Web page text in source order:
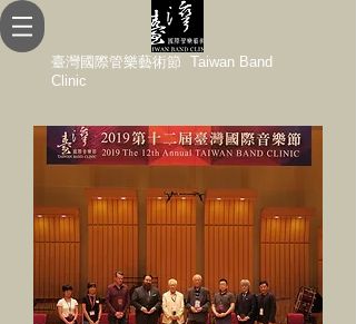
臺灣國際管樂藝術節 Taiwan Band
Clinic